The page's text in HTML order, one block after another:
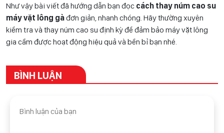
Như vậy bài viết đã hướng dẫn bạn đọc cách thay núm cao su
máy vặt lông gàđơn giản, nhanh chóng. Hãy thường xuyên
kiểm tra và thay núm cao su định kỳ để đảm bảo máy vặt lông
gia cầm được hoạt động hiệu quả và bền bỉ bạn nhé.
BÌNH LUẬN